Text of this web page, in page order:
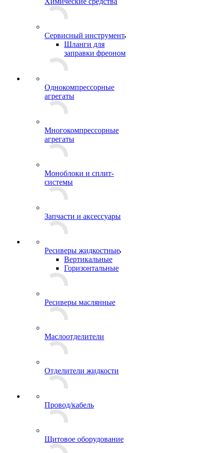
Сервисный инструмент
Шланги для
заправки фреоном
Однокомпрессорные
агрегаты
Многокомпрессорные
агрегаты
Моноблоки и сплит-
системы
Запчасти и аксессуары
Ресиверы жидкостные
Вертикальные
Горизонтальные
Ресиверы маслянные
Маслоотделители
Отделители жидкости
Провод/кабель
Щитовое оборудование